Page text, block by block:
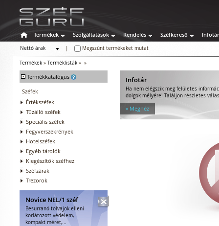
Termékek Szolgáltatások Rendelés Széfkereső Infotár
Nettó árak
Megszűnt termékeket mutat
Termékek » Terméklisták » »
- Termékkatalógus
Széfek
Értékszéfek
Tűzálló széfek
Speciális széfek
Fegyverszekrények
Hotelszéfek
Egyéb tárolók
Kiegészítők széfhez
Széfzárak
Trezorok
Novice NEL/1 széf
Besurranó tolvajok elleni
korlátozott védelem,
kompakt méret,...
Infotár
Ha nem elégszik meg felületes
dolgok mélyére! Találjon részletes
» Megnéz